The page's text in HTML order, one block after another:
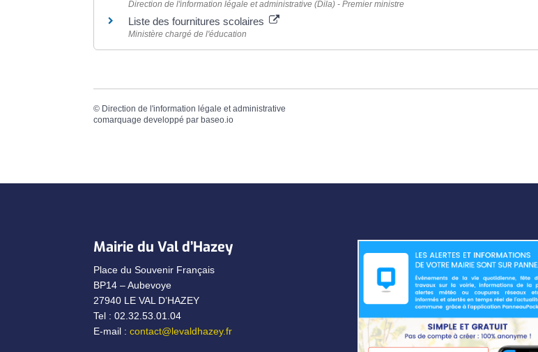
Direction de l'information légale et administrative (Dila) - Premier ministre
Liste des fournitures scolaires
Ministère chargé de l'éducation
© Direction de l'information légale et administrative
comarquage developpé parbaseo.io
Mairie du Val d’Hazey
Place du Souvenir Français
BP14 – Aubevoye
27940 LE VAL D’HAZEY
Tel : 02.32.53.01.04
E-mail :contact@levaldhazey.fr